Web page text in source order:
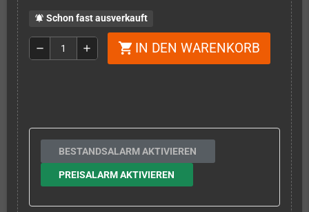
notifications_active Schon fast ausverkauft
remove add shopping_cart IN DEN WARENKORB
BESTANDSALARM AKTIVIEREN
PREISALARM AKTIVIEREN